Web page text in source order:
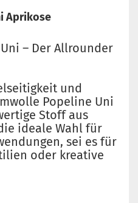
Aprikose
– Der Allrounder
und
Popeline Uni
Stoff aus
ideale Wahl für
sei es für
oder kreative